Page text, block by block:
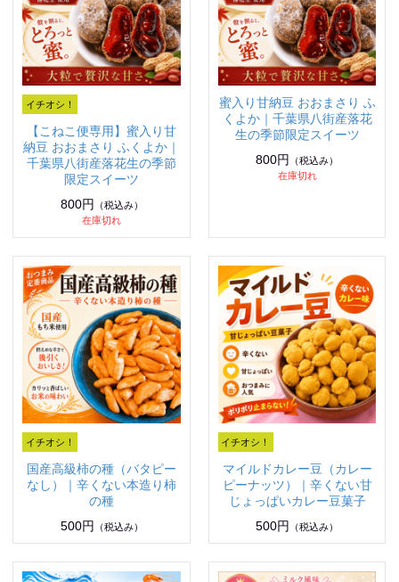
【こねこ便専用】蜜入り甘
納豆 おおまさり ふくよか｜
千葉県八街産落花生の季節
限定スイーツ
800円
（税込み）
在庫切れ
蜜入り甘納豆 おおまさり ふ
くよか｜千葉県八街産落花
生の季節限定スイーツ
800円
（税込み）
在庫切れ
国産高級柿の種（バタピー
なし）｜辛くない本造り柿
の種
500円
（税込み）
マイルドカレー豆（カレー
ピーナッツ）｜辛くない甘
じょっぱいカレー豆菓子
500円
（税込み）